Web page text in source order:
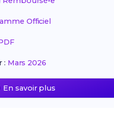
Officiel
: Mars 2026
En savoir plus